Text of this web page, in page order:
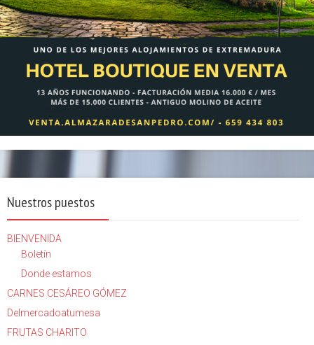
Nuestros puestos
BIENVENIDA
Boletín
Donde estamos
CARNES CESÁREO GÓMEZ
Delmercadoatumesa
FRUTAS CHARITO